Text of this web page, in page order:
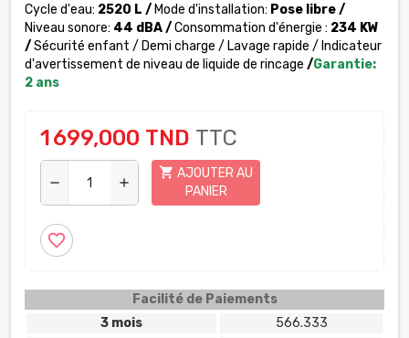
Cycle d'eau: 2520 L / Mode d'installation: Pose libre /
Niveau sonore: 44 dBA/Consommation d'énergie : 234 KW
/Sécurité enfant / Demi charge / Lavage rapide / Indicateur
d'avertissement de niveau de liquide de rincage /Garantie:
2 ans
1 699,000 TND TTC
remove add
shopping_cart AJOUTER AU
PANIER
favorite_border
Facilité de Paiements
3 mois
566.333